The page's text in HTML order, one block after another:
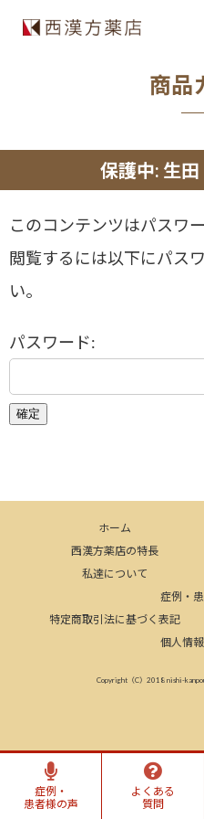
商品
保護中: 生
このコンテンツはパスワ
閲覧するには以下にパス
い。
パスワード:
ホーム
西漢方薬店の特長
私達について
症例・
特定商取引法に基づく表記
個人情
Copyright（C）2018 nishi-
症例・
患者様の声
よくある
質問